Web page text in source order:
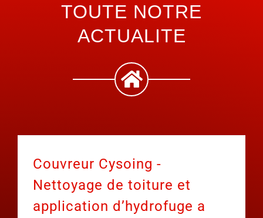
TOUTE NOTRE
ACTUALITE
Couvreur Cysoing -
Nettoyage de toiture et
application d’hydrofuge a